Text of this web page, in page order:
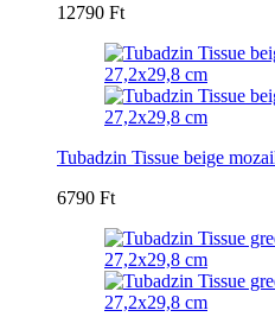
12790 Ft
Tubadzin Tissue beige
6790 Ft